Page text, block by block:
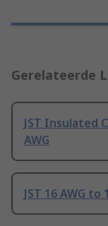
Gerelateerde
JST Insulated
AWG
JST 16 AWG